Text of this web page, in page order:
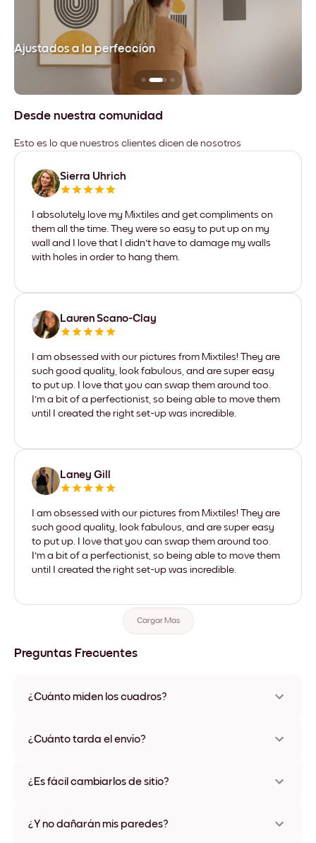
Ajustados a la perfección
Desde nuestra comunidad
Esto es lo que nuestros clientes dicen de nosotros
Sierra Uhrich
I absolutely love my Mixtiles and get compliments on
them all the time. They were so easy to put up on my
wall and I love that I didn't have to damage my walls
with holes in order to hang them.
Lauren Scano-Clay
I am obsessed with our pictures from Mixtiles! They are
such good quality, look fabulous, and are super easy
to put up. I love that you can swap them around too.
I'm a bit of a perfectionist, so being able to move them
until I created the right set-up was incredible.
Laney Gill
I am obsessed with our pictures from Mixtiles! They are
such good quality, look fabulous, and are super easy
to put up. I love that you can swap them around too.
I'm a bit of a perfectionist, so being able to move them
until I created the right set-up was incredible.
Cargar Más
Preguntas Frecuentes
¿Cuánto miden los cuadros?
varios materiales y colores de marco, incluidas opciones sin
¿Cuánto tarda el envío?
disponibles en algunos países. Te enviaremos un número de
¿Es fácil cambiarlos de sitio?
ningún daño
¿Y no dañarán mis paredes?